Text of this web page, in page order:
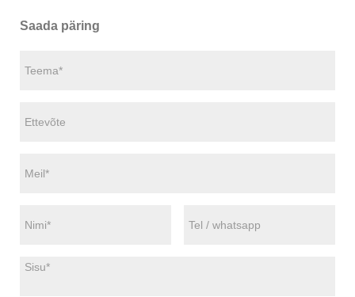
Saada päring